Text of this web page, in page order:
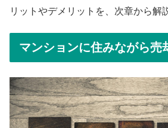
リットやデメリットを、次章から解
マンションに住みながら売